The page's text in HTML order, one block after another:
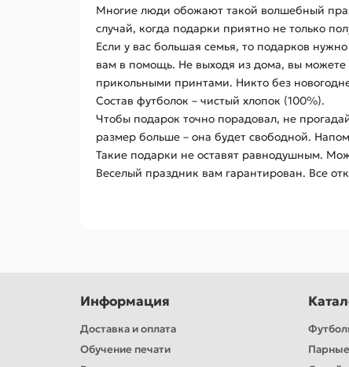
Многие люди обожают такой волшебный
случай, когда подарки приятно не только
Если у вас большая семья, то подарков
вам в помощь. Не выходя из дома, вы
прикольными принтами. Никто без
Состав футболок – чистый хлопок (100%).
Чтобы подарок точно порадовал, не
размер больше – она будет свободной.
Такие подарки не оставят равнодушным.
Веселый праздник вам гарантирован. Все
Информация
Доставка и оплата
Обучение печати